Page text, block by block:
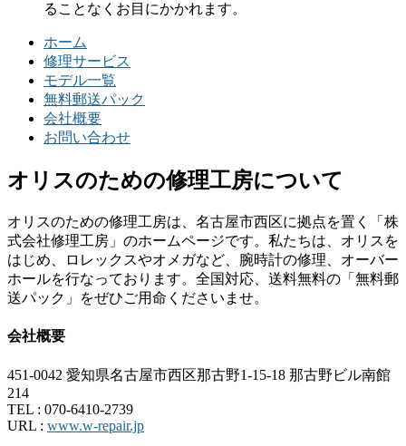
ることなくお目にかかれます。
ホーム
修理サービス
モデル一覧
無料郵送パック
会社概要
お問い合わせ
オリスのための修理工房について
オリスのための修理工房は、名古屋市西区に拠点を置く「株
式会社修理工房」のホームページです。私たちは、オリスを
はじめ、ロレックスやオメガなど、腕時計の修理、オーバー
ホールを行なっております。全国対応、送料無料の「無料郵
送パック」をぜひご用命くださいませ。
会社概要
451-0042 愛知県名古屋市西区那古野1-15-18 那古野ビル南館
214
TEL : 070-6410-2739
URL : www.w-repair.jp